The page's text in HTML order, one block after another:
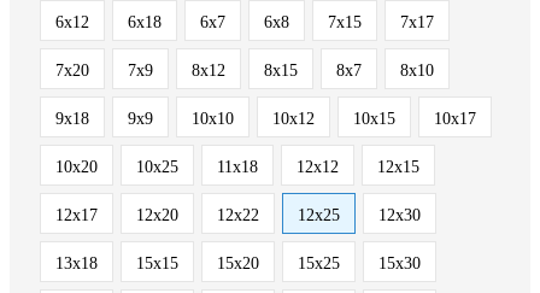
6x12 6x18 6x7 6x8 7x15 7x17
7x20 7x9 8x12 8x15 8x7 8х10
9x18 9x9 10x10 10x12 10x15 10x17
10x20 10x25 11x18 12x12 12x15
12x17 12x20 12x22 12x25 12x30
13x18 15x15 15x20 15x25 15x30